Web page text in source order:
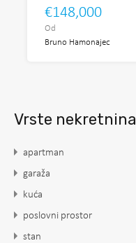
€148,000
Od
Bruno Hamonajec
Vrste nekretnina
apartman
garaža
kuća
poslovni prostor
stan